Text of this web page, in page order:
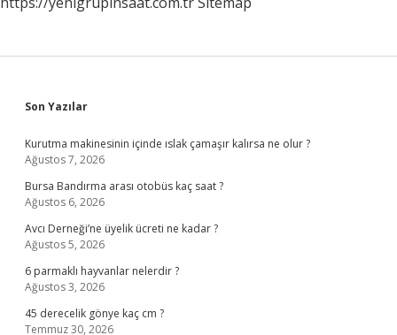
Sidebar
Son Yazılar
Kurutma makinesinin içinde ıslak çamaşır kalırsa ne olur ?
Ağustos 7, 2026
Bursa Bandırma arası otobüs kaç saat ?
Ağustos 6, 2026
Avcı Derneği’ne üyelik ücreti ne kadar ?
Ağustos 5, 2026
6 parmaklı hayvanlar nelerdir ?
Ağustos 3, 2026
45 derecelik gönye kaç cm ?
Temmuz 30, 2026